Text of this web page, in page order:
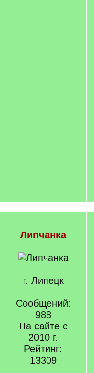
Липчанка
г. Липецк
Сообщений:
988
На сайте с
2010 г.
Рейтинг:
13309